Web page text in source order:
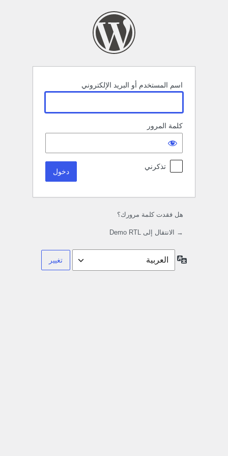
اسم المستخدم أو البريد الإلكتروني
كلمة المرور
تذكرني
هل فقدت كلمة مرورك؟
→ الانتقال إلى Demo RTL
اللغة